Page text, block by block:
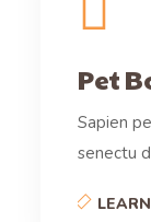
Pet
Sapien
senectu